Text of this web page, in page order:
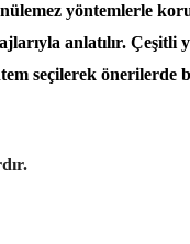
yöntemlerle
anlatılır. Çeşitli
seçilerek önerilerde